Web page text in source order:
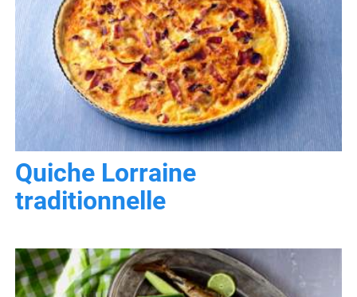
Quiche Lorraine
traditionnelle